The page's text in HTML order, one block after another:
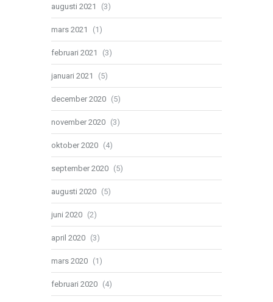
augusti 2021 (3)
mars 2021 (1)
februari 2021 (3)
januari 2021 (5)
december 2020 (5)
november 2020 (3)
oktober 2020 (4)
september 2020 (5)
augusti 2020 (5)
juni 2020 (2)
april 2020 (3)
mars 2020 (1)
februari 2020 (4)